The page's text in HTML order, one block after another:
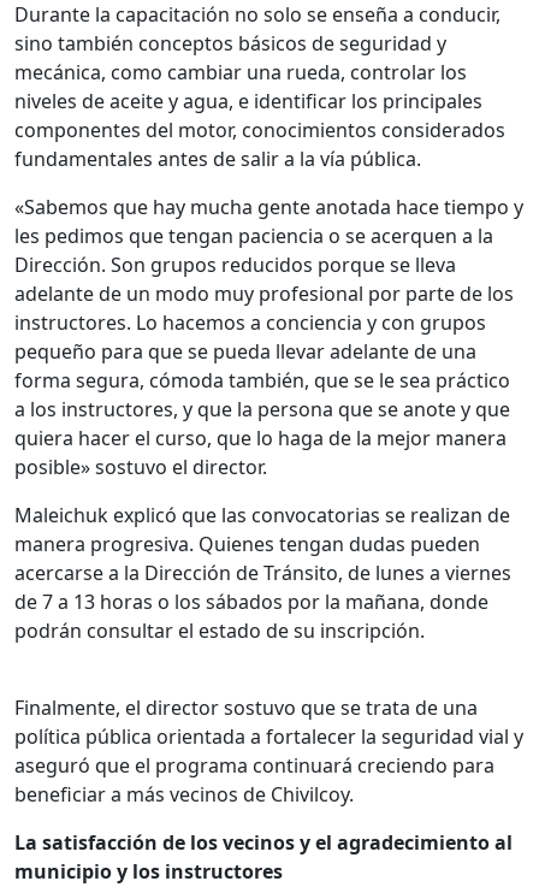
Durante la capacitación no solo se enseña a conducir,
sino también conceptos básicos de seguridad y
mecánica, como cambiar una rueda, controlar los
niveles de aceite y agua, e identificar los principales
componentes del motor, conocimientos considerados
fundamentales antes de salir a la vía pública.
«Sabemos que hay mucha gente anotada hace tiempo y
les pedimos que tengan paciencia o se acerquen a la
Dirección. Son grupos reducidos porque se lleva
adelante de un modo muy profesional por parte de los
instructores. Lo hacemos a conciencia y con grupos
pequeño para que se pueda llevar adelante de una
forma segura, cómoda también, que se le sea práctico
a los instructores, y que la persona que se anote y que
quiera hacer el curso, que lo haga de la mejor manera
posible» sostuvo el director.
Maleichuk explicó que las convocatorias se realizan de
manera progresiva. Quienes tengan dudas pueden
acercarse a la Dirección de Tránsito, de lunes a viernes
de 7 a 13 horas o los sábados por la mañana, donde
podrán consultar el estado de su inscripción.
Finalmente, el director sostuvo que se trata de una
política pública orientada a fortalecer la seguridad vial y
aseguró que el programa continuará creciendo para
beneficiar a más vecinos de Chivilcoy.
La satisfacción de los vecinos y el agradecimiento al
municipio y los instructores